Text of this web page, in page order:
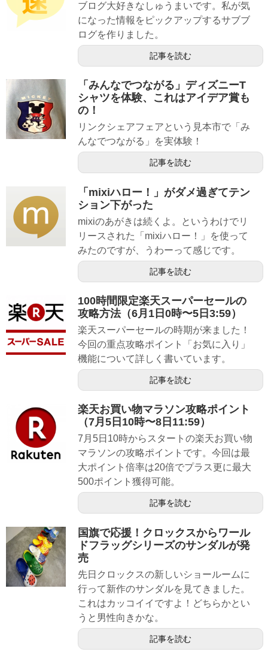
ブログ大好きなしゅうまいです。私が気
になった情報をピックアップするサブブ
ログを作りました。
記事を読む
「みんなでつながる」ディズニーT
シャツを体験、これはアイデア賞も
の！
リンクシェアフェアという見本市で「み
んなでつながる」を実体験！
記事を読む
「mixiハロー！」がダメ過ぎてテン
ション下がった
mixiのあがきは続くよ。というわけでリ
リースされた「mixiハロー！」を使って
みたのですが、うわーって感じです。
記事を読む
100時間限定楽天スーパーセールの
攻略方法（6月1日0時〜5日3:59）
楽天スーパーセールの時期が来ました！
今回の重点攻略ポイント「お気に入り」
機能について詳しく書いています。
記事を読む
楽天お買い物マラソン攻略ポイント
（7月5日10時〜8日11:59）
7月5日10時からスタートの楽天お買い物
マラソンの攻略ポイントです。今回は最
大ポイント倍率は20倍でプラス更に最大
500ポイント獲得可能。
記事を読む
国旗で応援！クロックスからワール
ドフラッグシリーズのサンダルが発
売
先日クロックスの新しいショールームに
行って新作のサンダルを見てきました。
これはカッコイイですよ！どちらかとい
うと男性向きかな。
記事を読む